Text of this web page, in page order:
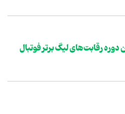
رقابت‌های لیگ برتر فوتبال